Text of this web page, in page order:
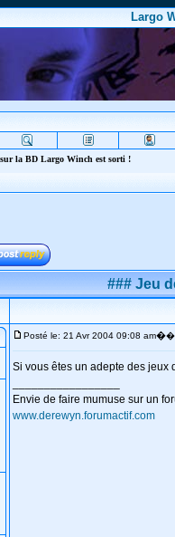
Largo
la BD Largo Winch est sorti !
### Jeu
Posté le: 21 Avr 2004 09:08 am��
Si vous êtes un adepte des
Envie de faire mumuse sur un
www.derewyn.forumactif.com